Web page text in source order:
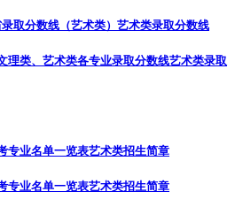
取分数线（艺术类） 艺术类录取分数线
理类、艺术类各专业录取分数线艺术类录取
专业名单一览表艺术类招生简章
专业名单一览表艺术类招生简章